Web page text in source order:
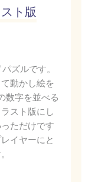
ト版
ズルです。
動かし絵を
数字を並べる
スト版にし
ただけです
イヤーにと